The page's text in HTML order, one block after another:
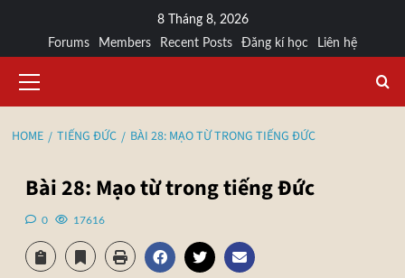
8 Tháng 8, 2026
Forums
Members Recent Posts Đăng kí học Liên hệ
HOME TIẾNG ĐỨC BÀI 28: MẠO TỪ TRONG TIẾNG ĐỨC
Bài 28: Mạo từ trong tiếng Đức
0 17616